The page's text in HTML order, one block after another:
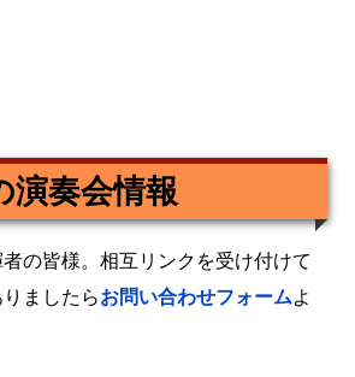
演奏会情報
の皆様。相互リンクを受け付けて
ましたらお問い合わせフォームよ